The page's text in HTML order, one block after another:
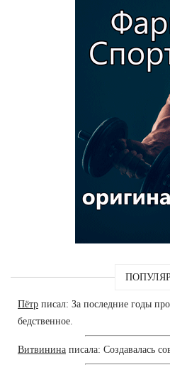
Пётр писал: За последние годы
бедственное.
Витвинина писала: Создавалась